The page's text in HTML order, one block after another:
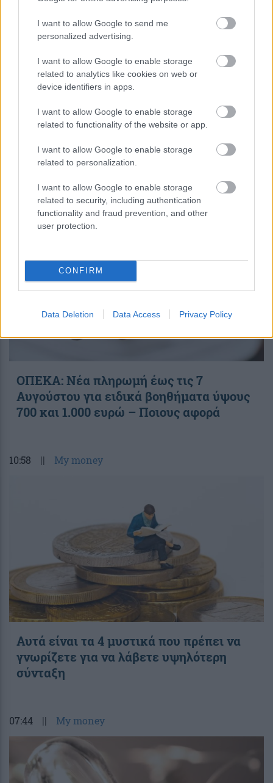
I want to allow Google to send me
personalized advertising.
I want to allow Google to enable storage
related to analytics like cookies on web or
device identifiers in apps.
I want to allow Google to enable storage
related to functionality of the website or app.
I want to allow Google to enable storage
related to personalization.
I want to allow Google to enable storage
related to security, including authentication
functionality and fraud prevention, and other
user protection.
CONFIRM
Data Deletion Data Access Privacy Policy
προσομοιώσεις – Τι κερδίζει η Φυσική
;
περισσότερα
|| My money
ΟΠΕΚΑ: Νέα πληρωμή έως τις 7
Αυγούστου για ειδικά βοηθήματα ύψους
700 και 1.000 ευρώ – Ποιους αφορά
10:58 || My money
Αυτά είναι τα 4 μυστικά που πρέπει να
γνωρίζετε για να λάβετε υψηλότερη
σύνταξη
07:44 || My money